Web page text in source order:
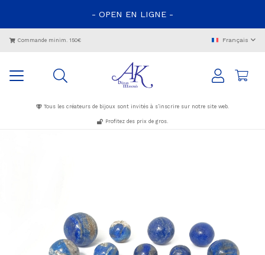
- OPEN EN LIGNE -
Commande minim. 150€ Français
Tous les créateurs de bijoux sont invités à s’inscrire sur notre site web.
Profitez des prix de gros.